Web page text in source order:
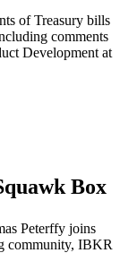
of Treasury bills
comments
Development at
Box
Peterffy joins
community, IBKR